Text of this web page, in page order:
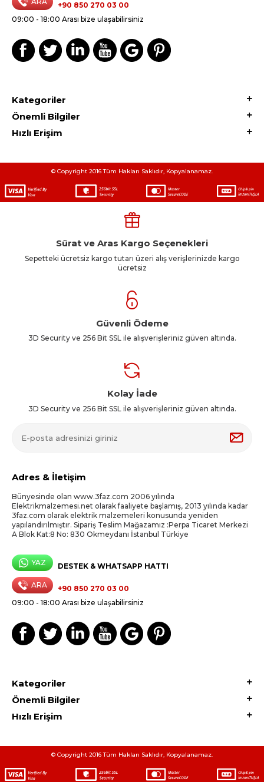
+90 850 270 03 00
09:00 - 18:00 Arası bize ulaşabilirsiniz
Kategoriler
Önemli Bilgiler
Hızlı Erişim
© Copyright 2016 Tüm Hakları Saklıdır, Kopyalanamaz.
Sürat ve Aras Kargo Seçenekleri
Sepetteki ücretsiz kargo tutarı üzeri alış verişlerinizde kargo
ücretsiz
Güvenli Ödeme
3D Security ve 256 Bit SSL ile alışverişleriniz güven altında.
Kolay İade
3D Security ve 256 Bit SSL ile alışverişleriniz güven altında.
Adres & İletişim
Bünyesinde olan www.3faz.com 2006 yılında
Elektrikmalzemesi.net olarak faaliyete başlamış, 2013 yılında kadar
3faz.com olarak elektrik malzemeleri konusunda yeniden
yapılandırılmıştır. Sipariş Teslim Mağazamız :Perpa Ticaret Merkezi
A Blok Kat:8 No: 830 Okmeydanı İstanbul Türkiye
YAZ DESTEK & WHATSAPP HATTI
ARA
+90 850 270 03 00
09:00 - 18:00 Arası bize ulaşabilirsiniz
Kategoriler
Önemli Bilgiler
Hızlı Erişim
© Copyright 2016 Tüm Hakları Saklıdır, Kopyalanamaz.